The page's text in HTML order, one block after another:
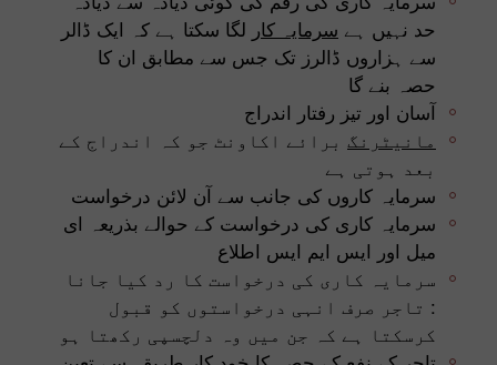
حد نہیں ہے سرمایہ کار لگا سکتا ہے کہ ایک ڈالر
سے ہزاروں ڈالرز تک جس سے مطابق ان کا
حصہ بنے گا
آسان اور تیز رفتار اندراج
مانیٹرنگ برائے اکاونٹ جو کہ اندراج کے
بعد ہوتی ہے
سرمایہ کاروں کی جانب سے آن لائن درخواست
سرمایہ کاری کی درخواست کے حوالے بذریعہ ای
میل اور ایس ایم ایس اطلاع
سرمایہ کاری کی درخواست کا رد کیا جانا
: تاجر صرف انہی درخواستوں کو قبول
کرسکتا ہے کہ جن میں وہ دلچسپی رکھتا ہو